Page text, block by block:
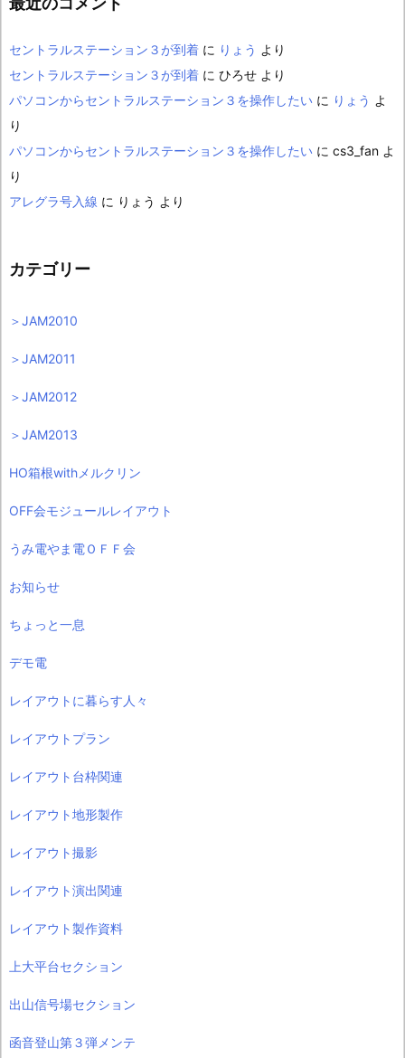
セントラルステーション３が到着 に りょう より
セントラルステーション３が到着 に ひろせ より
パソコンからセントラルステーション３を操作したい に りょう よ
り
パソコンからセントラルステーション３を操作したい に cs3_fan よ
り
アレグラ号入線 に りょう より
カテゴリー
＞JAM2010
＞JAM2011
＞JAM2012
＞JAM2013
HO箱根withメルクリン
OFF会モジュールレイアウト
うみ電やま電ＯＦＦ会
お知らせ
ちょっと一息
デモ電
レイアウトに暮らす人々
レイアウトプラン
レイアウト台枠関連
レイアウト地形製作
レイアウト撮影
レイアウト演出関連
レイアウト製作資料
上大平台セクション
出山信号場セクション
函音登山第３弾メンテ